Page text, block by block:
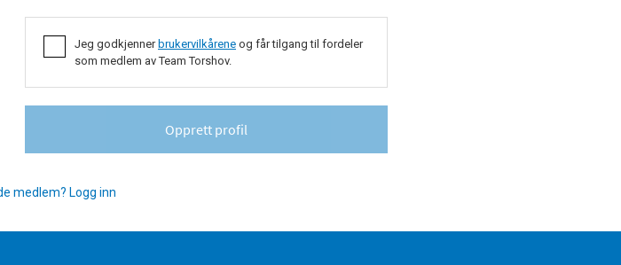
Jeg godkjenner brukervilkårene og får tilgang til fordeler
som medlem av Team Torshov.
Opprett profil
medlem? Logg inn